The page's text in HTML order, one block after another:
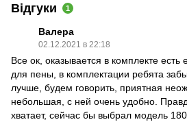
Відгуки 1
Валера
02.12.2021 в 22:18
Все ок, оказывается в комплекте есть
для пены, в комплектации ребята
лучше, будем говорить, приятная
небольшая, с ней очень удобно.
хватает, сейчас бы выбрал модель